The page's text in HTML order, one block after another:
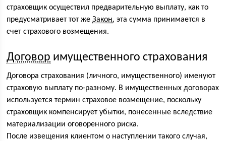
страховщик осуществил предварительную выплату, как то
предусматривает тот жеЗакон, эта сумма принимается в
счет страхового возмещения.
Договор имущественного страхования
Договора страхования (личного, имущественного) именуют
страховую выплату по-разному. В имущественных договорах
используется термин страховое возмещение, поскольку
страховщик компенсирует убытки, понесенные вследствие
материализации оговоренного риска.
После извещения клиентом о наступлении такого случая,